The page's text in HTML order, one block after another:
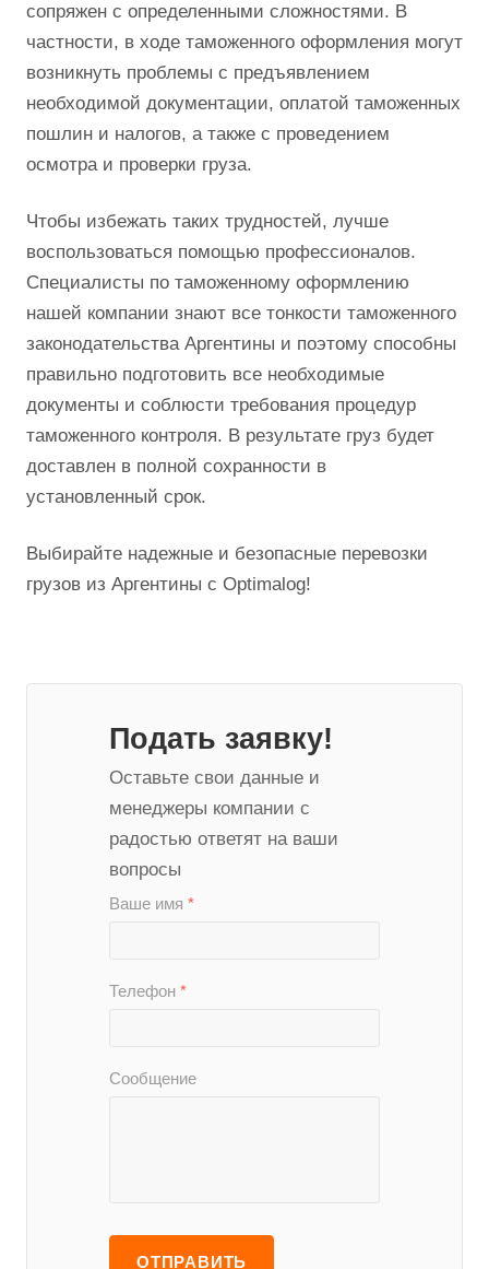
сопряжен с определенными сложностями. В
частности, в ходе таможенного оформления могут
возникнуть проблемы с предъявлением
необходимой документации, оплатой таможенных
пошлин и налогов, а также с проведением
осмотра и проверки груза.
Чтобы избежать таких трудностей, лучше
воспользоваться помощью профессионалов.
Специалисты по таможенному оформлению
нашей компании знают все тонкости таможенного
законодательства Аргентины и поэтому способны
правильно подготовить все необходимые
документы и соблюсти требования процедур
таможенного контроля. В результате груз будет
доставлен в полной сохранности в
установленный срок.
Выбирайте надежные и безопасные перевозки
грузов из Аргентины с Optimalog!
Подать заявку!
Оставьте свои данные и
менеджеры компании с
радостью ответят на ваши
вопросы
Ваше имя *
Телефон *
Сообщение